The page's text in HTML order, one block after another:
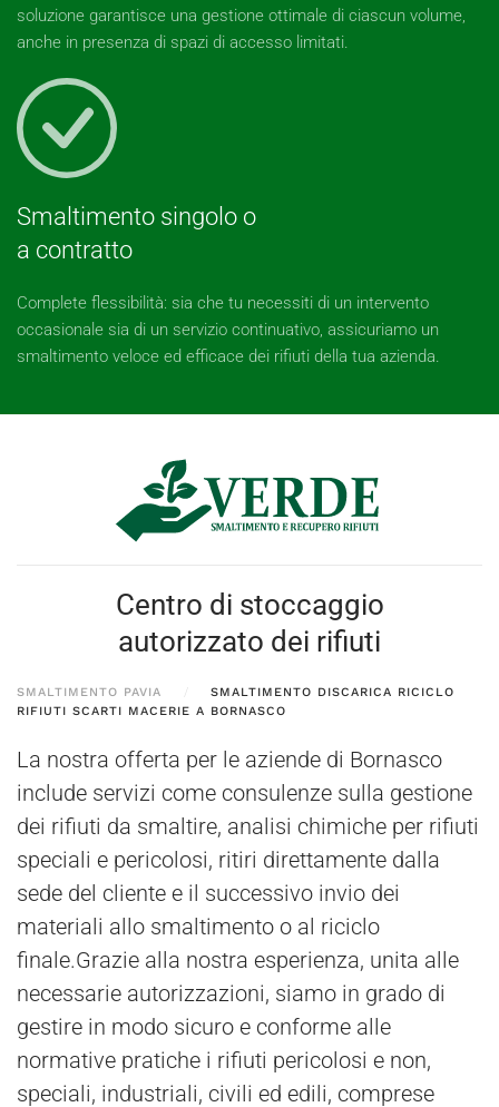
soluzione garantisce una gestione ottimale di ciascun volume,
anche in presenza di spazi di accesso limitati.
Smaltimento singolo o
a contratto
Complete flessibilità: sia che tu necessiti di un intervento
occasionale sia di un servizio continuativo, assicuriamo un
smaltimento veloce ed efficace dei rifiuti della tua azienda.
Centro di stoccaggio
autorizzato dei rifiuti
SMALTIMENTO PAVIA
SMALTIMENTO DISCARICA RICICLO
RIFIUTI SCARTI MACERIE A BORNASCO
La nostra offerta per le aziende di Bornasco
include servizi come consulenze sulla gestione
dei rifiuti da smaltire, analisi chimiche per rifiuti
speciali e pericolosi, ritiri direttamente dalla
sede del cliente e il successivo invio dei
materiali allo smaltimento o al riciclo
finale.Grazie alla nostra esperienza, unita alle
necessarie autorizzazioni, siamo in grado di
gestire in modo sicuro e conforme alle
normative pratiche i rifiuti pericolosi e non,
speciali, industriali, civili ed edili, comprese